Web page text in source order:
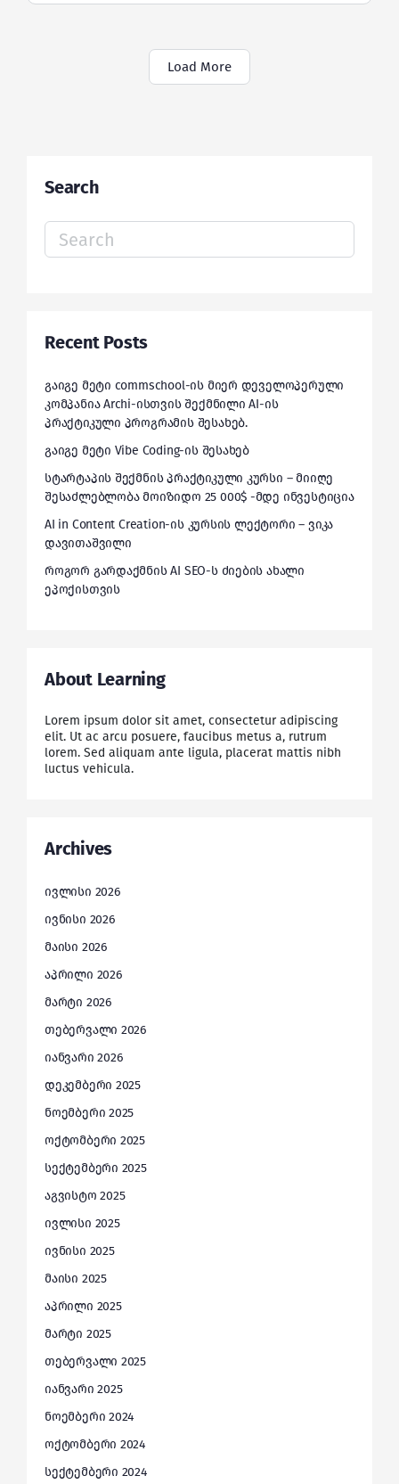
Load More
Search
Search
for:
Recent Posts
გაიგე მეტი commschool-ის მიერ დეველოპერული
კომპანია Archi-ისთვის შექმნილი AI-ის
პრაქტიკული პროგრამის შესახებ.
გაიგე მეტი Vibe Coding-ის შესახებ
სტარტაპის შექმნის პრაქტიკული კურსი – მიიღე
შესაძლებლობა მოიზიდო 25 000$ -მდე ინვესტიცია
AI in Content Creation-ის კურსის ლექტორი – ვიკა
დავითაშვილი
როგორ გარდაქმნის AI SEO-ს ძიების ახალი
ეპოქისთვის
About Learning
Lorem ipsum dolor sit amet, consectetur adipiscing
elit. Ut ac arcu posuere, faucibus metus a, rutrum
lorem. Sed aliquam ante ligula, placerat mattis nibh
luctus vehicula.
Archives
ივლისი 2026
ივნისი 2026
მაისი 2026
აპრილი 2026
მარტი 2026
თებერვალი 2026
იანვარი 2026
დეკემბერი 2025
ნოემბერი 2025
ოქტომბერი 2025
სექტემბერი 2025
აგვისტო 2025
ივლისი 2025
ივნისი 2025
მაისი 2025
აპრილი 2025
მარტი 2025
თებერვალი 2025
იანვარი 2025
ნოემბერი 2024
ოქტომბერი 2024
სექტემბერი 2024